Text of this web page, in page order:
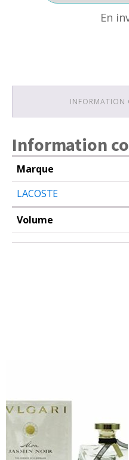
LIVE
En
INFORMATION
Information
Marque
LACOSTE
Volume